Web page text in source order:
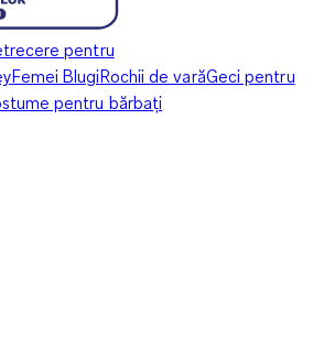
pentru
Femei BlugiRochii de varăGeci pentru
pentru bărbați